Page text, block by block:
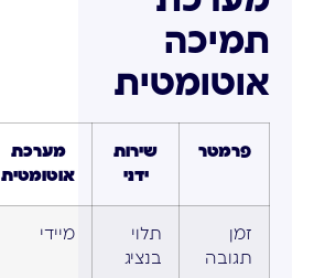
תמיכה
אוטומטית
פרמטר
שירות
ידני
מערכת
אוטומטית
זמן
תגובה
תלוי
בנציג
מיידי